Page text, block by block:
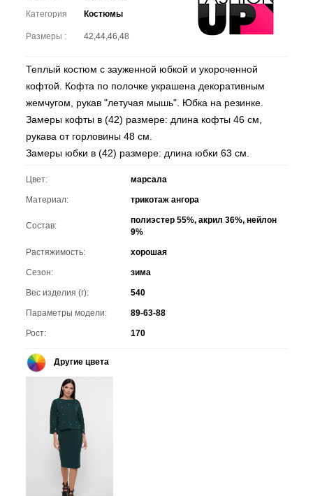
Категория
Костюмы
Размеры : 42,44,46,48
Теплый костюм с зауженной юбкой и укороченной
кофтой. Кофта по полочке украшена декоративным
жемчугом, рукав "летучая мышь". Юбка на резинке.
Замеры кофты в (42) размере: длина кофты 46 см,
рукава от горловины 48 см.
Замеры юбки в (42) размере: длина юбки 63 см.
Цвет: марсала
Материал: трикотаж ангора
Состав:
полиэстер 55%, акрил 36%, нейлон
9%
Растяжимость: хорошая
Сезон: зима
Вес изделия (г): 540
Параметры модели: 89-63-88
Рост: 170
Другие цвета